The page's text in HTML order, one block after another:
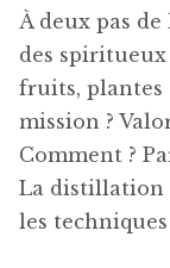
À deux pas
des spiritueux
fruits, plantes
mission ?
Comment ?
La distillation
les